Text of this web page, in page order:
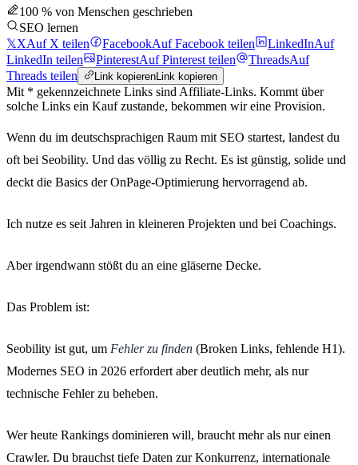
100 % von Menschen geschrieben
SEO lernen
𝕏XAuf X teilen FacebookAuf Facebook teilen LinkedInAuf
LinkedIn teilen
PinterestAuf Pinterest teilen ThreadsAuf
Threads teilen
Link kopieren Link kopieren
Mit * gekennzeichnete Links sind Affiliate-Links. Kommt über
solche Links ein Kauf zustande, bekommen wir eine Provision.
Wenn du im deutschsprachigen Raum mit SEO startest, landest du
oft bei Seobility. Und das völlig zu Recht. Es ist günstig, solide und
deckt die Basics der OnPage-Optimierung hervorragend ab.
Ich nutze es seit Jahren in kleineren Projekten und bei Coachings.
Aber irgendwann stößt du an eine gläserne Decke.
Das Problem ist:
Seobility ist gut, um Fehler zu finden (Broken Links, fehlende H1).
Modernes SEO in 2026 erfordert aber deutlich mehr, als nur
technische Fehler zu beheben.
Wer heute Rankings dominieren will, braucht mehr als nur einen
Crawler. Du brauchst tiefe Daten zur Konkurrenz, internationale